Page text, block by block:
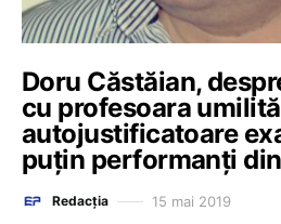
Doru Căstăian,
cu profesoara
autojustificatoare
puțin performanți
Redacția 15 mai 2019